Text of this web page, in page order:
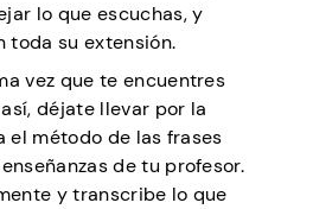
lo que escuchas, y
toda su extensión.
vez que te encuentres
déjate llevar por la
el método de las frases
de tu profesor.
y transcribe lo que